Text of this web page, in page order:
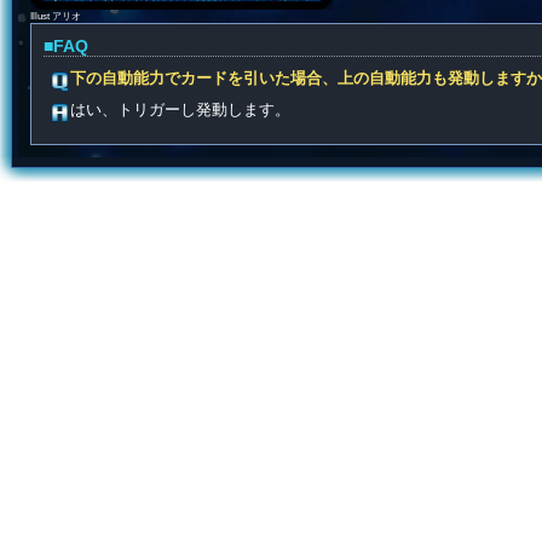
Illust アリオ
■FAQ
下の自動能力でカードを引いた場合、上の自動能力も発動します
はい、トリガーし発動します。